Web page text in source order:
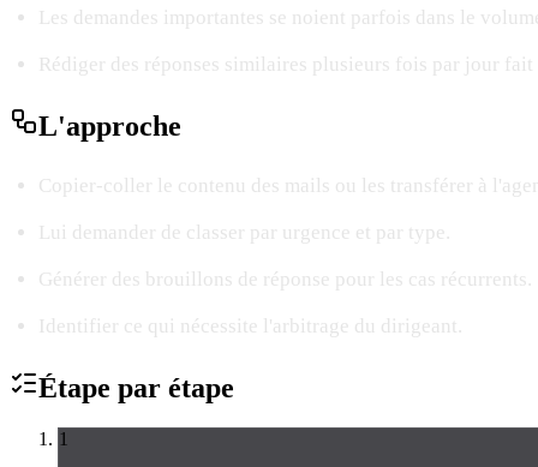
Les demandes importantes se noient parfois dans le volume.
Rédiger des réponses similaires plusieurs fois par jour fait
L'approche
Copier-coller le contenu des mails ou les transférer à
Lui demander de classer par urgence et par type.
Générer des brouillons de réponse pour les cas récurrents.
Identifier ce qui nécessite l'arbitrage du dirigeant.
Étape par étape
1